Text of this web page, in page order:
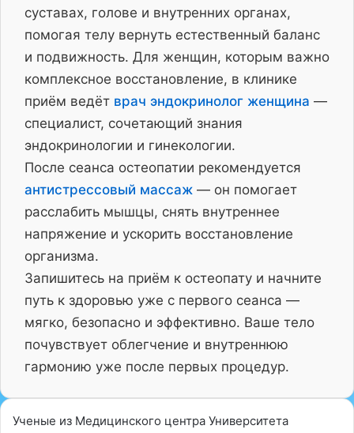
суставах, голове и внутренних органах,
помогая телу вернуть естественный баланс
и подвижность. Для женщин, которым важно
комплексное восстановление, в клинике
приём ведёт врач эндокринолог женщина —
специалист, сочетающий знания
эндокринологии и гинекологии.
После сеанса остеопатии рекомендуется
антистрессовый массаж — он помогает
расслабить мышцы, снять внутреннее
напряжение и ускорить восстановление
организма.
Запишитесь на приём к остеопату и начните
путь к здоровью уже с первого сеанса —
мягко, безопасно и эффективно. Ваше тело
почувствует облегчение и внутреннюю
гармонию уже после первых процедур.
Ученые из Медицинского центра Университета